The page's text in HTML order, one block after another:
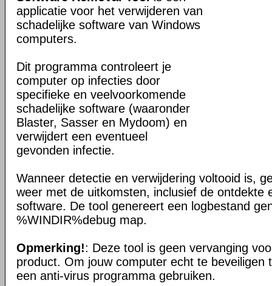
applicatie voor het verwijderen van
schadelijke software van Windows
computers.
Dit programma controleert je
computer op infecties door
specifieke en veelvoorkomende
schadelijke software (waaronder
Blaster, Sasser en Mydoom) en
verwijdert een eventueel
gevonden infectie.
Wanneer detectie en verwijdering voltooid is,
weer met de uitkomsten, inclusief de ontdekte
software. De tool genereert een logbestand
%WINDIR%debug map.
Opmerking!: Deze tool is geen vervanging
product. Om jouw computer echt te beveiligen
een anti-virus programma gebruiken.